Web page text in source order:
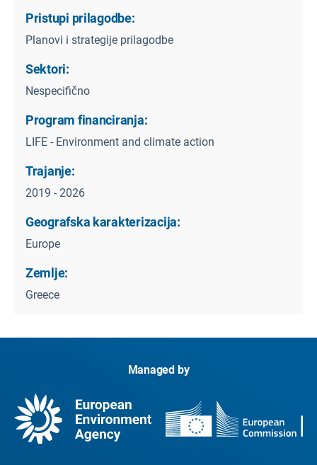
Pristupi prilagodbe:
Planovi i strategije prilagodbe
Sektori:
Nespecifično
Program financiranja:
LIFE - Environment and climate action
Trajanje:
2019 - 2026
Geografska karakterizacija:
Europe
Zemlje:
Greece
Managed by